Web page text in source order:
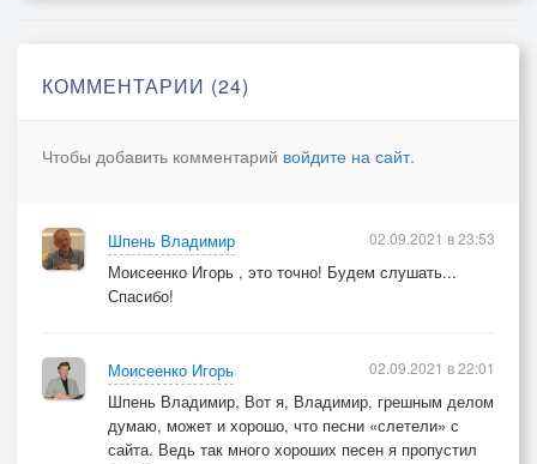
КОММЕНТАРИИ (24)
Чтобы добавить комментарий войдите на сайт.
Шпень Владимир
Моисеенко Игорь , это точно! Будем слушать...
Спасибо!
02.09.2021 в 23:53
Моисеенко Игорь
Шпень Владимир, Вот я, Владимир, грешным делом
думаю, может и хорошо, что песни «слетели» с
сайта. Ведь так много хороших песен я пропустил
02.09.2021 в 22:01